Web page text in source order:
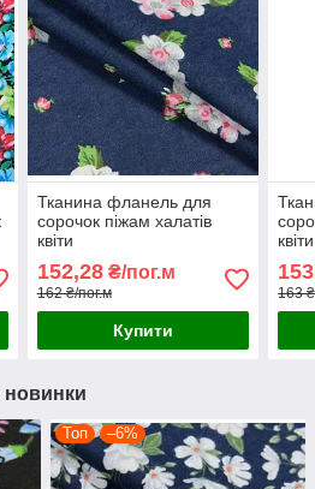
Тканина фланель для
сорочок піжам халатів
квіти
152,28₴/пог.м
162 ₴/пог.м
Купити
квіти
163
новинки
Топ –6%